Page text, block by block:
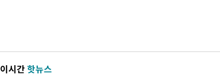
이시간핫뉴스